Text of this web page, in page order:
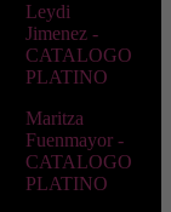
Leydi
Jimenez -
CATALOGO
PLATINO
Maritza
Fuenmayor -
CATALOGO
PLATINO